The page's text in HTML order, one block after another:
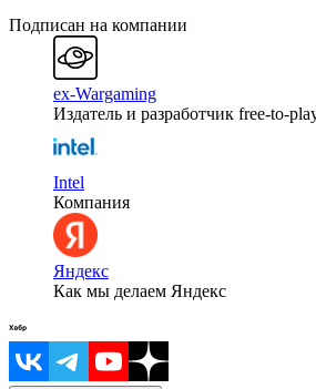
Подписан на компании
ex-Wargaming
Издатель и разработчик free-to-
Intel
Компания
Яндекс
Как мы делаем Яндекс